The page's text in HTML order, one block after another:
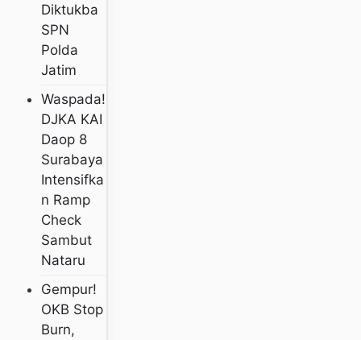
Diktukba
SPN
Polda
Jatim
Waspada!
DJKA KAI
Daop 8
Surabaya
Intensifka
N Ramp
Check
Sambut
Nataru
Gempur!
OKB Stop
Burn,